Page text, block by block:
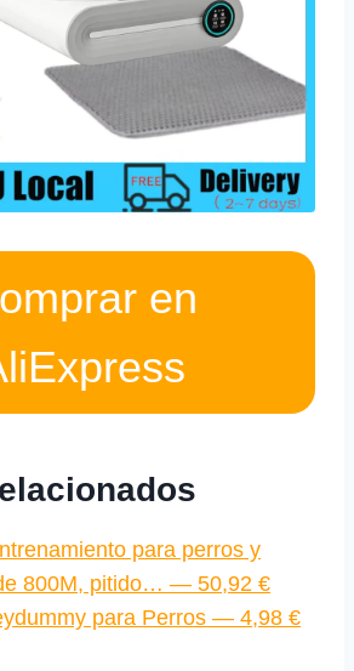
en
para perros y
800M, pitido… — 50,92 €
para Perros — 4,98 €